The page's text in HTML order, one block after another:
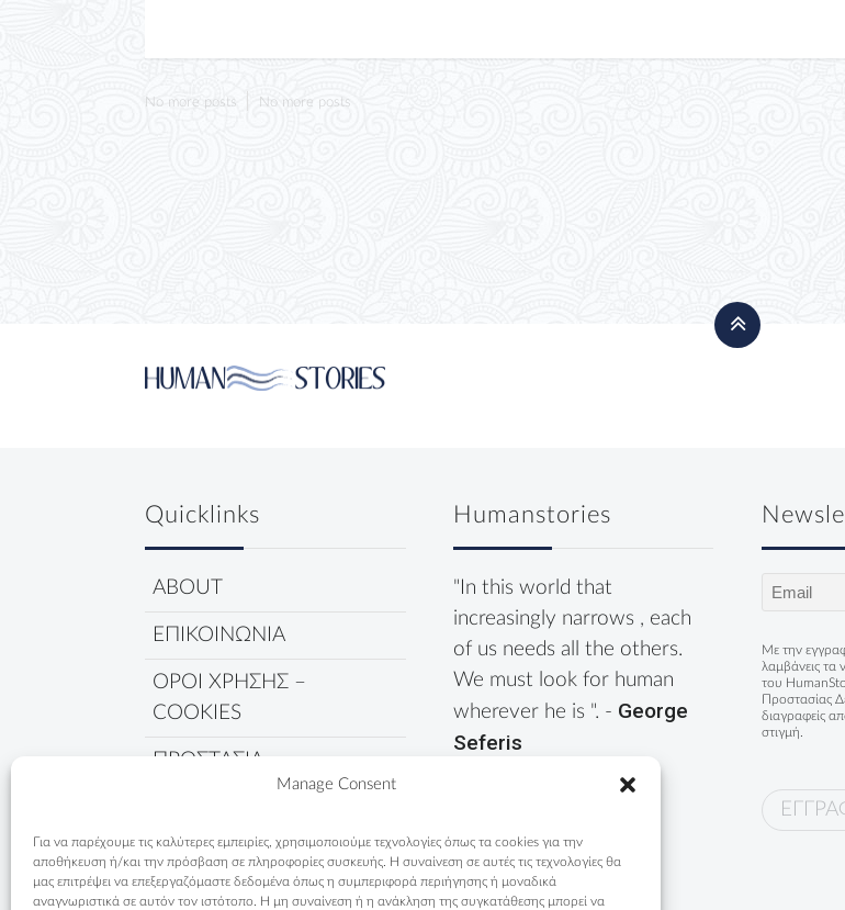
Manage Consent
Για να παρέχουμε τις καλύτερες εμπειρίες, χρησιμοποιούμε τεχνολογίες όπως τα cookies για την
αποθήκευση ή/και την πρόσβαση σε πληροφορίες συσκευής. Η συναίνεση σε αυτές τις τεχνολογίες θα
μας επιτρέψει να επεξεργαζόμαστε δεδομένα όπως η συμπεριφορά περιήγησης ή μοναδικά
αναγνωριστικά σε αυτόν τον ιστότοπο. Η μη συναίνεση ή η ανάκληση της συγκατάθεσης μπορεί να
No more posts No more posts
Quicklinks
ABOUT
ΕΠΙΚΟΙΝΩΝΙΑ
ΟΡΟΙ ΧΡΗΣΗΣ –
COOKIES
ΠΡΟΣΤΑΣΙΑ
ΔΕΔΟΜΕΝΩΝ
ΠΟΛΙΤΙΚΗ COOKIES
Humanstories
"In this world that
increasingly narrows , each
of us needs all the others.
We must look for human
wherever he is ". - George
Seferis
Email
Με την
λαμβάνεις τα
του
Προστασίας
διαγραφείς
στιγμή.